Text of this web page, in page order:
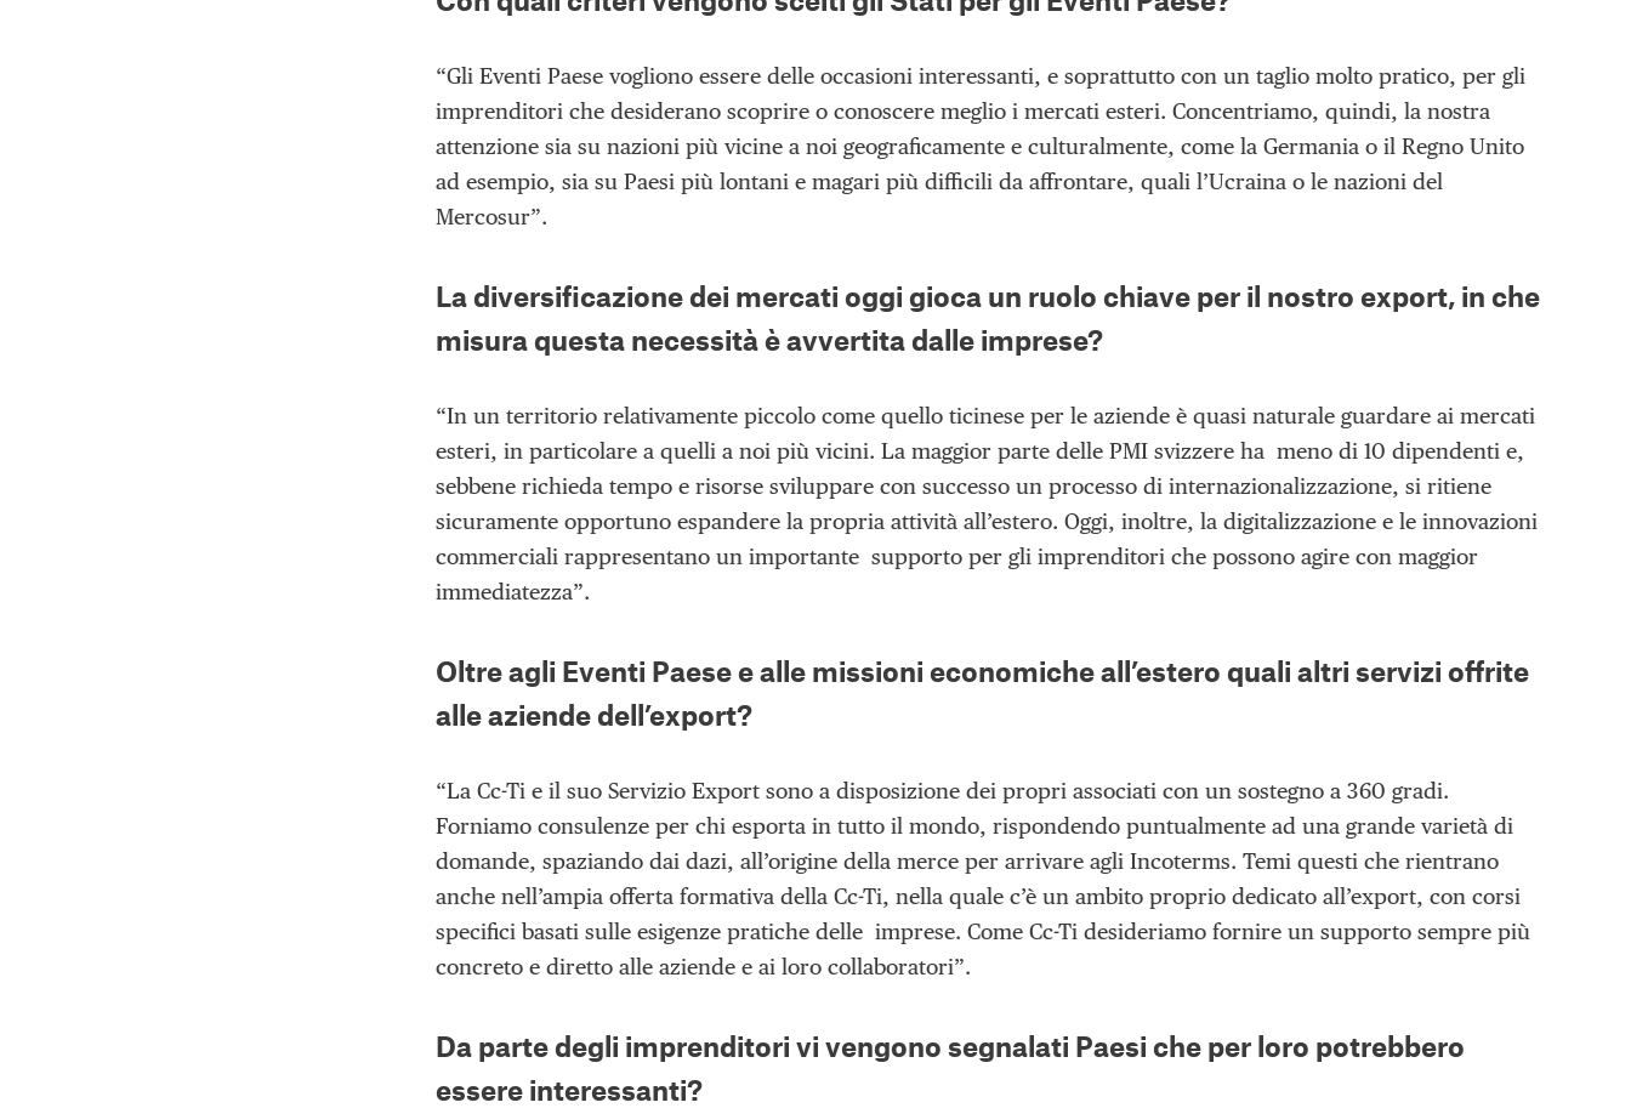
“Gli Eventi Paese vogliono essere delle occasioni interessanti, e soprattutto con un taglio molto pratico, per gli
imprenditori che desiderano scoprire o conoscere meglio i mercati esteri. Concentriamo, quindi, la nostra
attenzione sia su nazioni più vicine a noi geograficamente e culturalmente, come la Germania o il Regno Unito
ad esempio, sia su Paesi più lontani e magari più difficili da affrontare, quali l’Ucraina o le nazioni del
Mercosur”.
La diversificazione dei mercati oggi gioca un ruolo chiave per il nostro export, in che
misura questa necessità è avvertita dalle imprese?
“In un territorio relativamente piccolo come quello ticinese per le aziende è quasi naturale guardare ai mercati
esteri, in particolare a quelli a noi più vicini. La maggior parte delle PMI svizzere ha meno di 10 dipendenti e,
sebbene richieda tempo e risorse sviluppare con successo un processo di internazionalizzazione, si ritiene
sicuramente opportuno espandere la propria attività all’estero. Oggi, inoltre, la digitalizzazione e le innovazioni
commerciali rappresentano un importante supporto per gli imprenditori che possono agire con maggior
immediatezza”.
Oltre agli Eventi Paese e alle missioni economiche all’estero quali altri servizi offrite
alle aziende dell’export?
“La Cc-Ti e il suo Servizio Export sono a disposizione dei propri associati con un sostegno a 360 gradi.
Forniamo consulenze per chi esporta in tutto il mondo, rispondendo puntualmente ad una grande varietà di
domande, spaziando dai dazi, all’origine della merce per arrivare agli Incoterms. Temi questi che rientrano
anche nell’ampia offerta formativa della Cc-Ti, nella quale c’è un ambito proprio dedicato all’export, con corsi
specifici basati sulle esigenze pratiche delle imprese. Come Cc-Ti desideriamo fornire un supporto sempre più
concreto e diretto alle aziende e ai loro collaboratori”.
Da parte degli imprenditori vi vengono segnalati Paesi che per loro potrebbero
essere interessanti?